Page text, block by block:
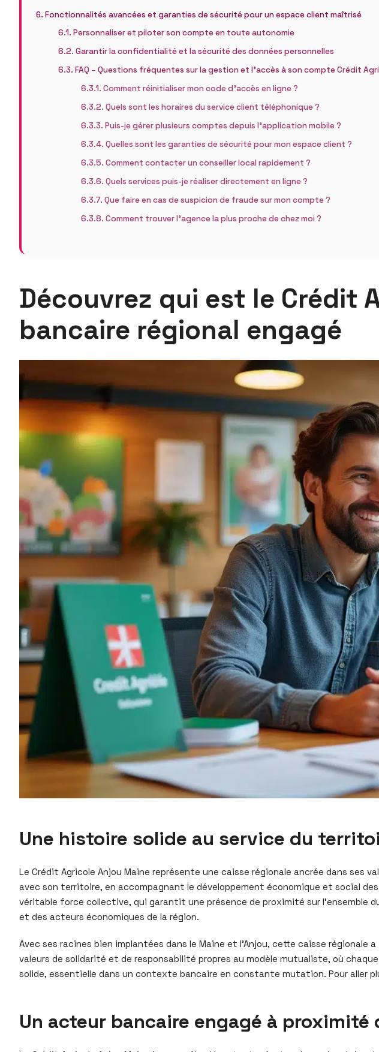
Fonctionnalités avancées et garanties de sécurité pour un espace client maîtrisé
Personnaliser et piloter son compte en toute autonomie
Garantir la confidentialité et la sécurité des données personnelles
FAQ – Questions fréquentes sur la gestion et l’accès à son compte Crédit
Comment réinitialiser mon code d’accès en ligne ?
Quels sont les horaires du service client téléphonique ?
Puis-je gérer plusieurs comptes depuis l’application mobile ?
Quelles sont les garanties de sécurité pour mon espace client ?
Comment contacter un conseiller local rapidement ?
Quels services puis-je réaliser directement en ligne ?
Que faire en cas de suspicion de fraude sur mon compte ?
Comment trouver l’agence la plus proche de chez moi ?
Découvrez qui est le Crédit
bancaire régional engagé
Une histoire solide au service du
Le Crédit Agricole Anjou Maine représente une caisse régionale ancrée dans ses
avec son territoire, en accompagnant le développement économique et social
véritable force collective, qui garantit une présence de proximité sur
et des acteurs économiques de la région.
Avec ses racines bien implantées dans le Maine et l’Anjou, cette caisse
valeurs de solidarité et de responsabilité propres au modèle mutualiste, où
solide, essentielle dans un contexte bancaire en constante mutation. Pour aller
Un acteur bancaire engagé à proximité